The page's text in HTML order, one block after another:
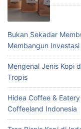
Bukan Sekadar
Membangun
Mengenal Jenis Kopi
Tropis
Hidea Coffee &
Coffeeland Indonesia